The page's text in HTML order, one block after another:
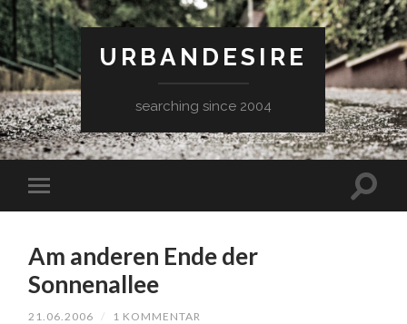
URBANDESIRE
searching since 2004
Am anderen Ende der
Sonnenallee
21.06.2006 / 1 KOMMENTAR